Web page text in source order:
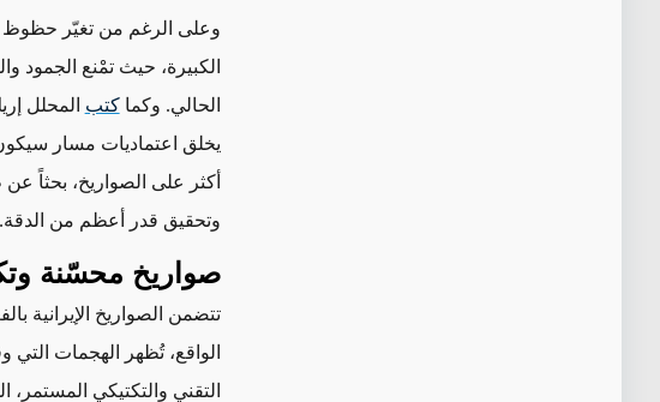
وعلى الرغم من تغيّر حظوظ
الكبيرة، حيث تمْنع الجمود
الحالي. وكماكتب المحلل
يخلق اعتماديات مسار
أكثر على الصواريخ، بحثاً
وتحقيق قدر أعظم من الدقة.
صواريخ محسّنة
تتضمن الصواريخ الإيرانية
الواقع، تُظهر الهجمات التي
التقني والتكتيكي